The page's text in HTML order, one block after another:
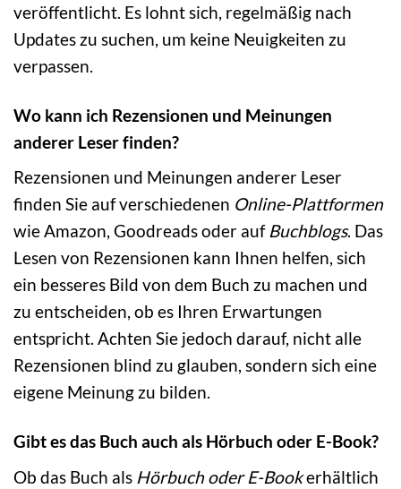
veröffentlicht. Es lohnt sich, regelmäßig nach
Updates zu suchen, um keine Neuigkeiten zu
verpassen.
Wo kann ich Rezensionen und Meinungen
anderer Leser finden?
Rezensionen und Meinungen anderer Leser
finden Sie auf verschiedenen Online-Plattformen
wie Amazon, Goodreads oder auf Buchblogs. Das
Lesen von Rezensionen kann Ihnen helfen, sich
ein besseres Bild von dem Buch zu machen und
zu entscheiden, ob es Ihren Erwartungen
entspricht. Achten Sie jedoch darauf, nicht alle
Rezensionen blind zu glauben, sondern sich eine
eigene Meinung zu bilden.
Gibt es das Buch auch als Hörbuch oder E-Book?
Ob das Buch als Hörbuch oder E-Bookerhältlich